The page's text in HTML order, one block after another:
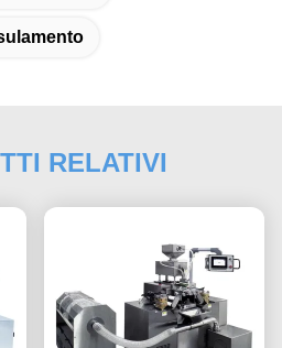
RELATIVI